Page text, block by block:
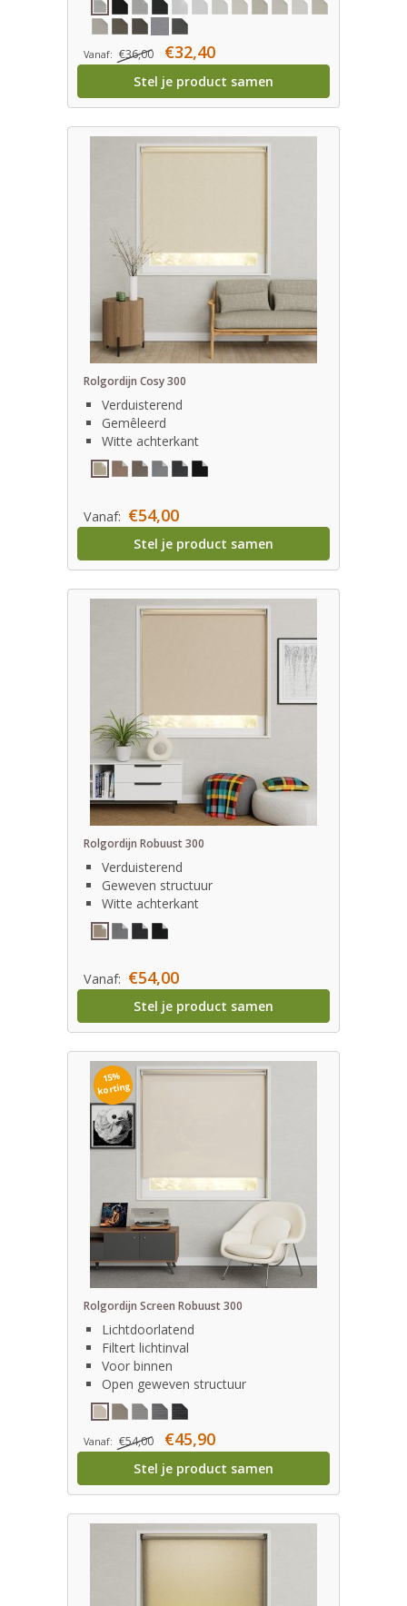
Vanaf: €36,00 €32,40
Stel je product samen
Rolgordijn Cosy 300
Verduisterend
Gemêleerd
Witte achterkant
Vanaf: €54,00
Stel je product samen
Rolgordijn Robuust 300
Verduisterend
Geweven structuur
Witte achterkant
Vanaf: €54,00
Stel je product samen
15%
korting
Rolgordijn Screen Robuust 300
Lichtdoorlatend
Filtert lichtinval
Voor binnen
Open geweven structuur
Vanaf: €54,00 €45,90
Stel je product samen